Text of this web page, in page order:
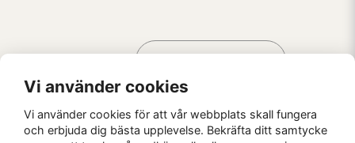
AV KREATÖRER
Vi använder cookies
Vi använder cookies för att vår webbplats skall fungera
och erbjuda dig bästa upplevelse. Bekräfta ditt samtycke